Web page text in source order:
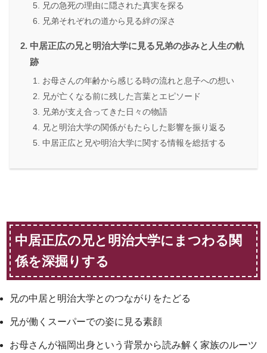
兄の急死の理由に隠された真実を探る
兄弟それぞれの道から見る絆の深さ
中居正広の兄と明治大学に見る兄弟の歩みと人生の軌
跡
お母さんの年齢から感じる時の流れと息子への想い
兄が亡くなる前に残した言葉とエピソード
兄弟が支え合ってきた日々の物語
兄と明治大学の関係がもたらした影響を振り返る
中居正広と兄や明治大学に関する情報を総括する
中居正広の兄と明治大学にまつわる関
係を深掘りする
兄の中居と明治大学とのつながりをたどる
兄が働くスーパーでの姿に見る素顔
お母さんが福岡出身という背景から読み解く家族のルーツ